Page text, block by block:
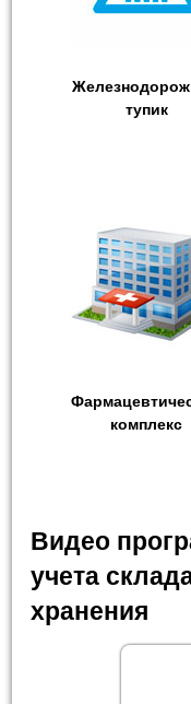
тупик
комплекс
Видео
учета
хранения